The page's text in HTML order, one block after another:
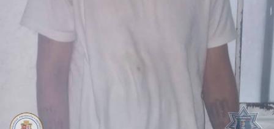
Bomberos León ha participado y destacado en
competencias como: Combat Challenge, Rendirse no es
opción, por mencionar algunas.
La Secretaría de Seguridad, Prevención y Protección
Ciudadana se enorgullece de contar con elementos
preparados para servir a la ciudadanía y, prueba de ello,
es la participación en estas competencias donde ponen
a prueba las destrezas y habilidades.